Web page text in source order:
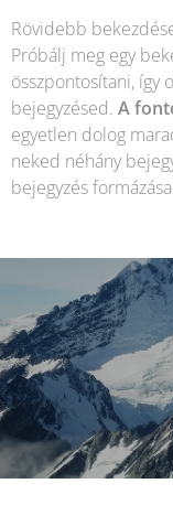
Rövidebb
Próbálj meg egy
összpontosítani, így
bejegyzésed. A
egyetlen dolog
neked néhány
bejegyzés